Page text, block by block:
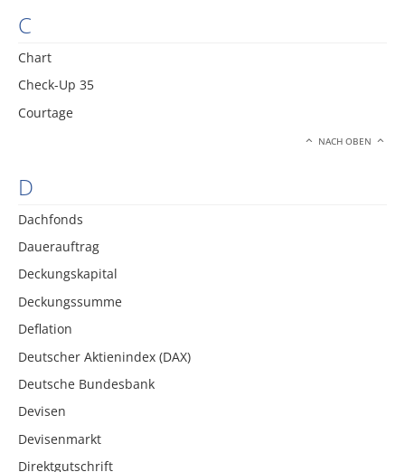
C
Chart
Check-Up 35
Courtage
NACH OBEN
D
Dachfonds
Dauerauftrag
Deckungskapital
Deckungssumme
Deflation
Deutscher Aktienindex (DAX)
Deutsche Bundesbank
Devisen
Devisenmarkt
Direktgutschrift